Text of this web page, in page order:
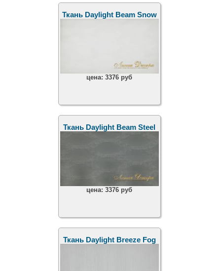
Ткань Daylight Beam Snow
цена:3376 руб
Ткань Daylight Beam Steel
цена:3376 руб
Ткань Daylight Breeze Fog